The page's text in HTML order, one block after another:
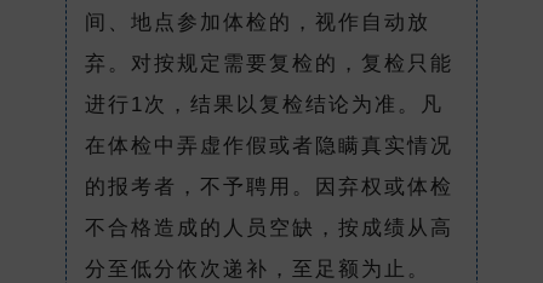
间、地点参加体检的，视作自动放
弃。对按规定需要复检的，复检只能
进行1次，结果以复检结论为准。凡
在体检中弄虚作假或者隐瞒真实情况
的报考者，不予聘用。因弃权或体检
不合格造成的人员空缺，按成绩从高
分至低分依次递补，至足额为止。